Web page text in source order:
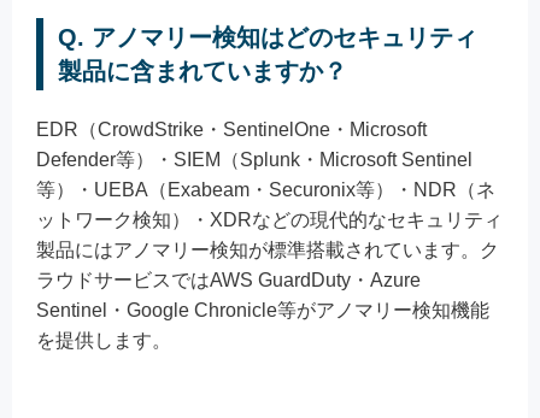
Q. アノマリー検知はどのセキュリティ
製品に含まれていますか？
EDR（CrowdStrike・SentinelOne・Microsoft
Defender等）・SIEM（Splunk・Microsoft Sentinel
等）・UEBA（Exabeam・Securonix等）・NDR（ネ
ットワーク検知）・XDRなどの現代的なセキュリティ
製品にはアノマリー検知が標準搭載されています。ク
ラウドサービスではAWS GuardDuty・Azure
Sentinel・Google Chronicle等がアノマリー検知機能
を提供します。